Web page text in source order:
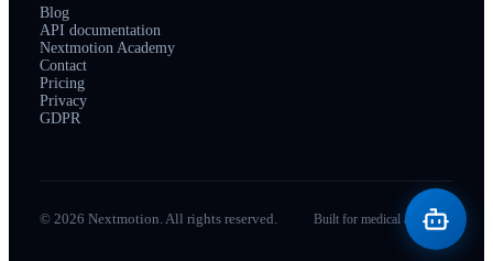
Blog
API documentation
Nextmotion Academy
Contact
Pricing
Privacy
GDPR
© 2026 Nextmotion. All rights reserved. Built for medical aesthetics